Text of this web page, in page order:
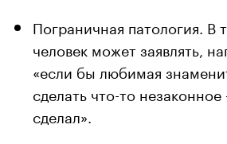
Пограничная патология. В
человек может заявлять,
«если бы любимая
сделать что-то
сделал».